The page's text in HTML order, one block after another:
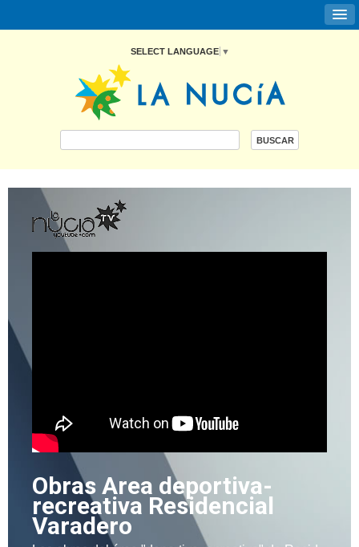
SELECT LANGUAGE ▼
Obras Area deportiva-
recreativa Residencial
Varadero